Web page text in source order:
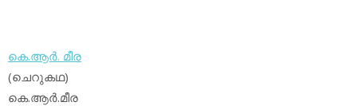
കെ.ആര്‍. മീര
(ചെറുകഥ)
കെ.ആര്‍.മീര